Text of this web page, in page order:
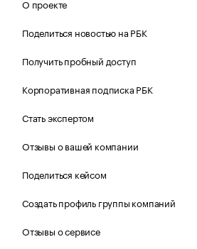
О проекте
Поделиться новостью на РБК
Получить пробный доступ
Корпоративная подписка РБК
Стать экспертом
Отзывы о вашей компании
Поделиться кейсом
Создать профиль группы компаний
Отзывы о сервисе